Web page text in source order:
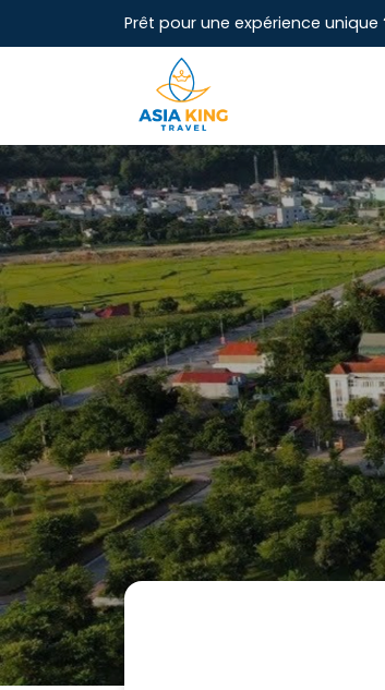
Prêt pour une expérience unique